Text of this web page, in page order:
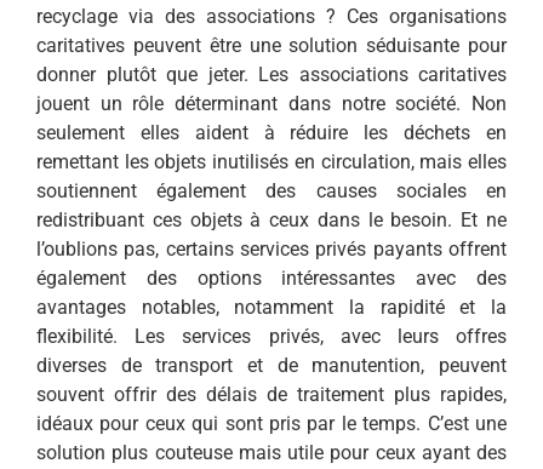
recyclage via des associations ? Ces organisations
caritatives peuvent être une solution séduisante pour
donner plutôt que jeter. Les associations caritatives
jouent un rôle déterminant dans notre société. Non
seulement elles aident à réduire les déchets en
remettant les objets inutilisés en circulation, mais elles
soutiennent également des causes sociales en
redistribuant ces objets à ceux dans le besoin. Et ne
l’oublions pas, certains services privés payants offrent
également des options intéressantes avec des
avantages notables, notamment la rapidité et la
flexibilité. Les services privés, avec leurs offres
diverses de transport et de manutention, peuvent
souvent offrir des délais de traitement plus rapides,
idéaux pour ceux qui sont pris par le temps. C’est une
solution plus couteuse mais utile pour ceux ayant des